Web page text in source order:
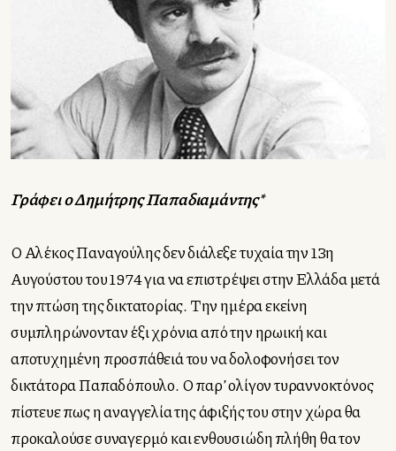
Γράφει ο Δημήτρης Παπαδιαμάντης*
ΟΑλέκος Παναγούλης δεν διάλεξε τυχαία την 13η
Αυγούστου του 1974 για να επιστρέψει στην Ελλάδα μετά
την πτώση της δικτατορίας. Την ημέρα εκείνη
συμπληρώνονταν έξι χρόνια από την ηρωική και
αποτυχημένη προσπάθειά του να δολοφονήσει τον
δικτάτορα Παπαδόπουλο. Ο παρ’ ολίγον τυραννοκτόνος
πίστευε πως η αναγγελία της άφιξής του στην χώρα θα
προκαλούσε συναγερμό και ενθουσιώδη πλήθη θα τον